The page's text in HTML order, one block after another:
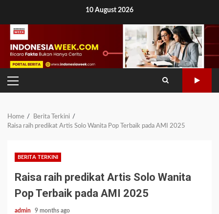
content
10 August 2026
PRIMARY
MENU
Home
Berita Terkini
Raisa raih predikat Artis Solo Wanita Pop Terbaik pada AMI 2025
BERITA TERKINI
Raisa raih predikat Artis Solo Wanita
Pop Terbaik pada AMI 2025
admin 9 months ago